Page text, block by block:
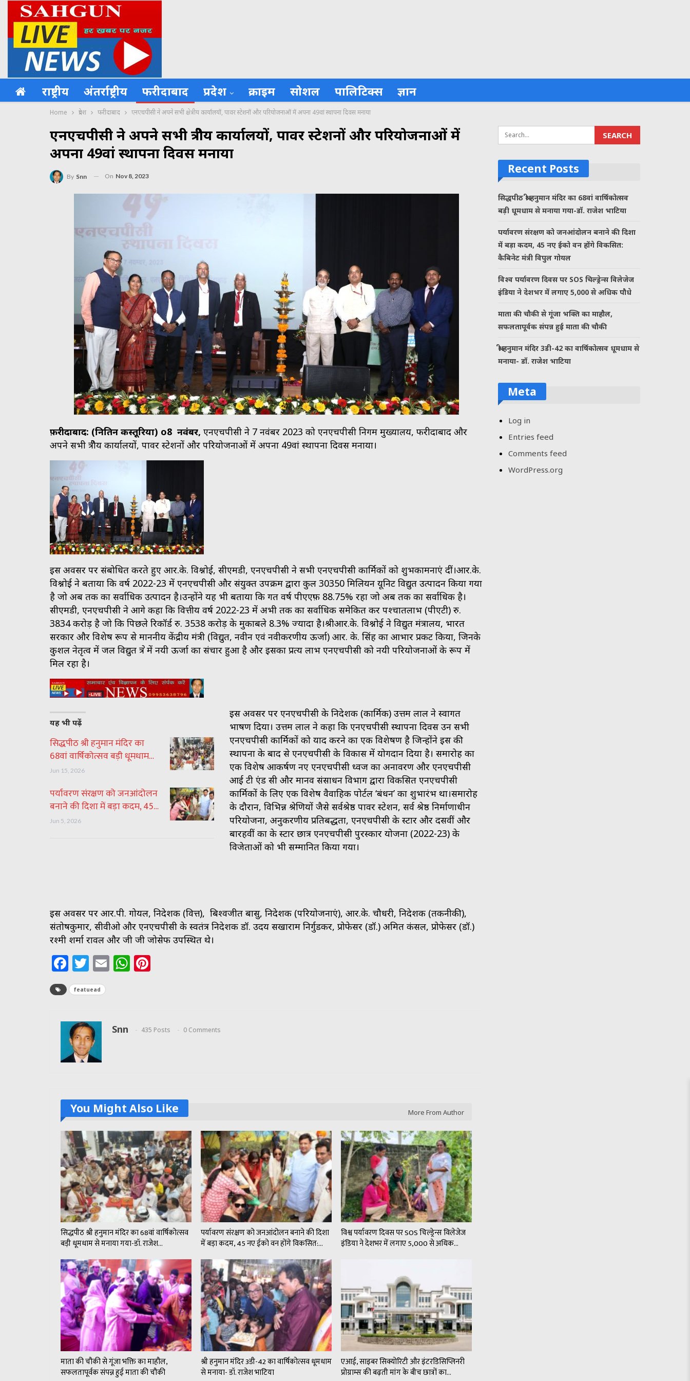
राष्ट्रीय अंतर्राष्ट्रीय फरीदाबाद प्रदेश क्राइम सोशल पालिटिक्स ज्ञान
Home प्रदेश फरीदाबाद एनएचपीसी ने अपने सभी क्षेत्रीय कार्यालयों, पावर स्टेशनों और परियोजनाओं में अपना 49वां स्थापना दिवस मनाया
एनएचपीसी ने अपने सभी क्षेत्रीय कार्यालयों, पावर स्टेशनों और परियोजनाओं में
अपना 49वां स्थापना दिवस मनाया
By Snn On Nov 8, 2023
फ़रीदाबाद: (नितिन कस्तूरिया) o8 नवंबर, एनएचपीसी ने 7 नवंबर 2023 को एनएचपीसी निगम मुख्यालय, फरीदाबाद और
अपने सभी क्षेत्रीय कार्यालयों, पावर स्टेशनों और परियोजनाओं में अपना 49वां स्थापना दिवस मनाया।
इस अवसर पर संबोधित करते हुए आर.के. विश्नोई, सीएमडी, एनएचपीसी ने सभी एनएचपीसी कार्मिकों को शुभकामनाएं दीं।आर.के.
विश्नोई ने बताया कि वर्ष 2022-23 में एनएचपीसी और संयुक्त उपक्रम द्वारा कुल 30350 मिलियन यूनिट विद्युत उत्पादन किया गया
है जो अब तक का सर्वाधिक उत्पादन है।उन्होंने यह भी बताया कि गत वर्ष पीएएफ़ 88.75% रहा जो अब तक का सर्वाधिक है।
सीएमडी, एनएचपीसी ने आगे कहा कि वित्तीय वर्ष 2022-23 में अभी तक का सर्वाधिक समेकित कर पश्चातलाभ (पीएटी) रु.
3834 करोड़ है जो कि पिछले रिकॉर्ड रु. 3538 करोड़ के मुकाबले 8.3% ज्यादा है।श्रीआर.के. विश्नोई ने विद्युत मंत्रालय, भारत
सरकार और विशेष रूप से माननीय केंद्रीय मंत्री (विद्युत, नवीन एवं नवीकरणीय ऊर्जा) आर. के. सिंह का आभार प्रकट किया, जिनके
कुशल नेतृत्व में जल विद्युत क्षेत्र में नयी ऊर्जा का संचार हुआ है और इसका प्रत्यक्ष लाभ एनएचपीसी को नयी परियोजनाओं के रूप में
मिल रहा है।
यह भी पढ़ें
सिद्धपीठ श्री हनुमान मंदिर का
68वां वार्षिकोत्सव बड़ी धूमधाम…
Jun 15, 2026
पर्यावरण संरक्षण को जनआंदोलन
बनाने की दिशा में बड़ा कदम, 45…
Jun 5, 2026
इस अवसर पर एनएचपीसी के निदेशक (कार्मिक) उत्तम लाल ने स्वागत
भाषण दिया। उत्तम लाल ने कहा कि एनएचपीसी स्थापना दिवस उन सभी
एनएचपीसी कार्मिकों को याद करने का एक विशेषक्षण है जिन्होंने इस की
स्थापना के बाद से एनएचपीसी के विकास में योगदान दिया है। समारोह का
एक विशेष आकर्षण नए एनएचपीसी ध्वज का अनावरण और एनएचपीसी
आई टी एंड सी और मानव संसाधन विभाग द्वारा विकसित एनएचपीसी
कार्मिकों के लिए एक विशेष वैवाहिक पोर्टल ‘बंधन’ का शुभारंभ था।समारोह
के दौरान, विभिन्न श्रेणियों जैसे सर्वश्रेष्ठ पावर स्टेशन, सर्व श्रेष्ठ निर्माणाधीन
परियोजना, अनुकरणीय प्रतिबद्धता, एनएचपीसी के स्टार और दसवीं और
बारहवीं कक्षा के स्टार छात्र एनएचपीसी पुरस्कार योजना (2022-23) के
विजेताओं को भी सम्मानित किया गया।
इस अवसर पर आर.पी. गोयल, निदेशक (वित्त), बिश्वजीत बासु, निदेशक (परियोजनाएं), आर.के. चौधरी, निदेशक (तकनीकी),
संतोषकुमार, सीवीओ और एनएचपीसी के स्वतंत्र निदेशक डॉ. उदय सखाराम निर्गुडकर, प्रोफेसर (डॉ.) अमित कंसल, प्रोफेसर (डॉ.)
रश्मी शर्मा रावल और जी जी जोसेफ उपस्थित थे।
Facebook
Twitter
EmailWhatsApp
featuead
Snn 435 Posts 0 Comments
You Might Also Like More From Author
सिद्धपीठ श्री हनुमान मंदिर का 68वां वार्षिकोत्सव
बड़ी धूमधाम से मनाया गया-डॉ. राजेश…
पर्यावरण संरक्षण को जनआंदोलन बनाने की दिशा
में बड़ा कदम, 45 नए ईको वन होंगे विकसित:…
विश्व पर्यावरण दिवस पर SOS चिल्ड्रेन्स विलेजेज
इंडिया ने देशभर में लगाए 5,000 से अधिक…
माता की चौकी से गूंजा भक्ति का माहौल,
सफलतापूर्वक संपन्न हुई माता की चौकी
श्री हनुमान मंदिर 3डी-42 का वार्षिकोत्सव धूमधाम
से मनाया- डॉ. राजेश भाटिया
एआई, साइबर सिक्योरिटी और इंटरडिसिप्लिनरी
प्रोग्राम्स की बढ़ती मांग के बीच छात्रों का…
Recent Posts
सिद्धपीठ श्री हनुमान मंदिर का 68वां वार्षिकोत्सव
बड़ी धूमधाम से मनाया गया-डॉ. राजेश भाटिया
पर्यावरण संरक्षण को जनआंदोलन बनाने की दिशा
में बड़ा कदम, 45 नए ईको वन होंगे विकसित:
कैबिनेट मंत्री विपुल गोयल
विश्व पर्यावरण दिवस पर SOS चिल्ड्रेन्स विलेजेज
इंडिया ने देशभर में लगाए 5,000 से अधिक पौधे
माता की चौकी से गूंजा भक्ति का माहौल,
सफलतापूर्वक संपन्न हुई माता की चौकी
श्री हनुमान मंदिर 3डी-42 का वार्षिकोत्सव धूमधाम से
मनाया- डॉ. राजेश भाटिया
Meta
Log in
Entries feed
Comments feed
WordPress.org